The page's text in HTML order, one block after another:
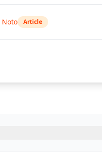
Noto Article